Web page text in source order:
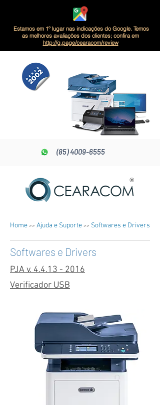
Estamos em 1º lugar nas indicações do Google. Temos
as melhores avaliações dos clientes; confira em
http://g.page/cearacom/review
(85) 4009-6555
Home >> Ajuda e Suporte >> Softwares e Drivers
Softwares e Drivers
PJA v. 4.4.13 - 2016
Verificador USB